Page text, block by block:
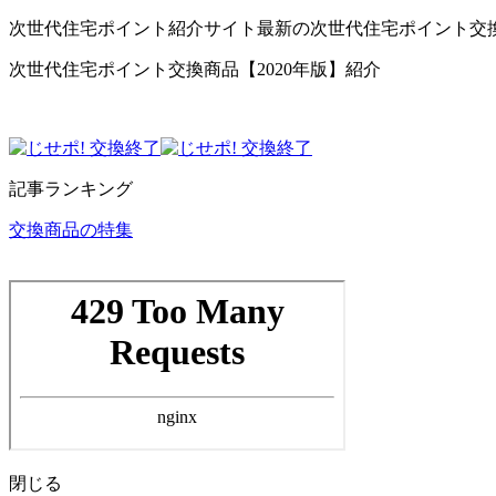
次世代住宅ポイント紹介サイト最新の次世代住宅ポイント交
次世代住宅ポイント交換商品【2020年版】紹介
記事ランキング
交換商品の特集
閉じる